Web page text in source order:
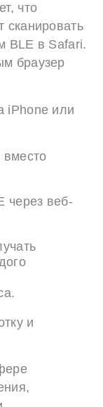
что
сканировать
BLE в Safari.
браузер
iPhone или
вместо
через веб-
и